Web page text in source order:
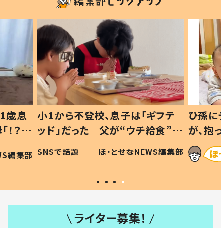
歳息
？」
編集部
小1から不登校、息子は「ギフテ
ッド」だった 父が“ウチ給食”を
作り続ける理由とは #令和の親
#令和の子
SNSで話題 ほ・とせなNEWS編集部
ひ孫
が、
「涙が
い」
ライター募集！